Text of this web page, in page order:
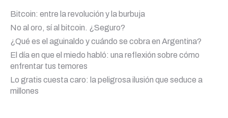
Bitcoin: entre la revolución y la burbuja
No al oro, sí al bitcoin. ¿Seguro?
¿Qué es el aguinaldo y cuándo se cobra en Argentina?
El día en que el miedo habló: una reflexión sobre cómo
enfrentar tus temores
Lo gratis cuesta caro: la peligrosa ilusión que seduce a
millones